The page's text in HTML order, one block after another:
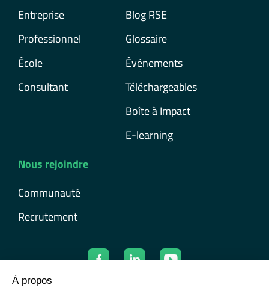
Entreprise
Professionnel
École
Consultant
Blog RSE
Glossaire
Événements
Téléchargeables
Boîte à Impact
E-learning
Nous rejoindre
Communauté
Recrutement